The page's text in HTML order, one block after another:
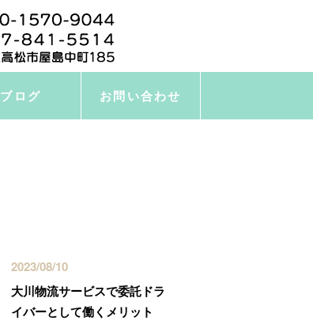
ブログ お問い合わせ
2023/08/10
大川物流サービスで委託ドラ
イバーとして働くメリット